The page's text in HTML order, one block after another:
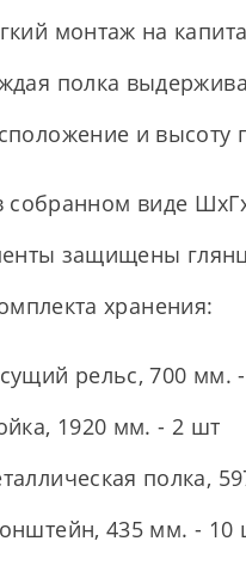
монтаж на
полка
и высоту
собранном виде
защищены
хранения:
рельс, 700 мм.
1920 мм. - 2 шт
полка,
435 мм. - 10